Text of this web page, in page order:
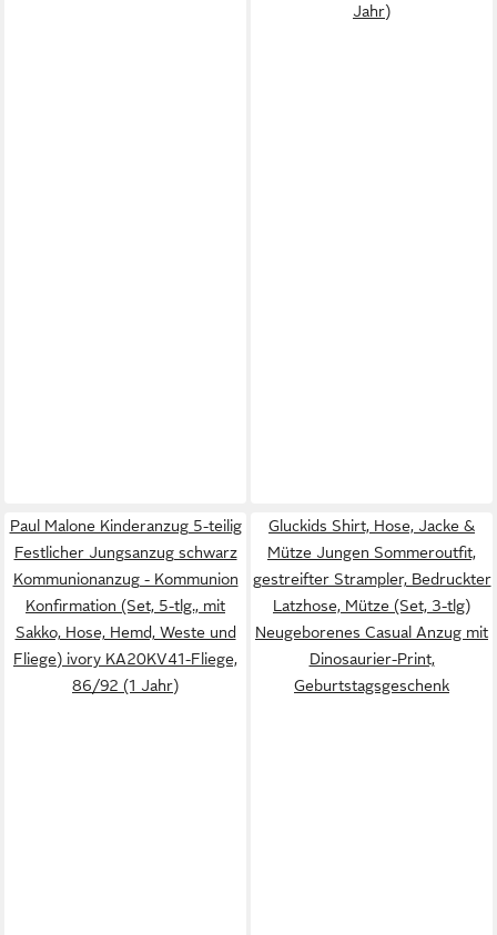
Jahr)
Paul Malone Kinderanzug 5-teilig
Festlicher Jungsanzug schwarz
Kommunionanzug - Kommunion
Konfirmation (Set, 5-tlg., mit
Sakko, Hose, Hemd, Weste und
Fliege) ivory KA20KV41-Fliege,
86/92 (1 Jahr)
Gluckids Shirt, Hose, Jacke &
Mütze Jungen Sommeroutfit,
gestreifter Strampler, Bedruckter
Latzhose, Mütze (Set, 3-tlg)
Neugeborenes Casual Anzug mit
Dinosaurier-Print,
Geburtstagsgeschenk